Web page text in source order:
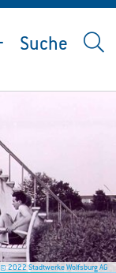
Suche
© 2022 Stadtwerke Wolfsburg AG